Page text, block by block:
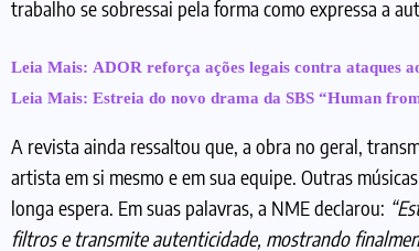
trabalho se sobressai pela forma como expressa a
Leia Mais: ADOR reforça ações legais contra ataques
Leia Mais: Estreia do novo drama da SBS “Human
A revista ainda ressaltou que, a obra no geral,
artista em si mesmo e em sua equipe. Outras
longa espera. Em suas palavras, a NME declarou:
filtros e transmite autenticidade, mostrando